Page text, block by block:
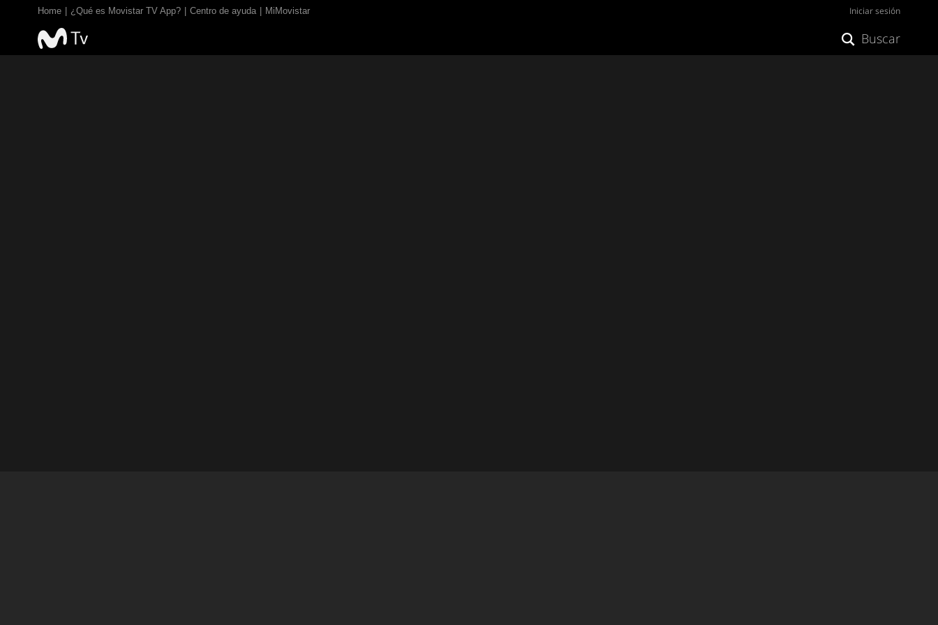
Home ¿Qué es Movistar TV App? Centro de ayuda MiMovistar Iniciar sesión
Buscar